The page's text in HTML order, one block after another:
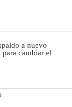
a nuevo
cambiar el